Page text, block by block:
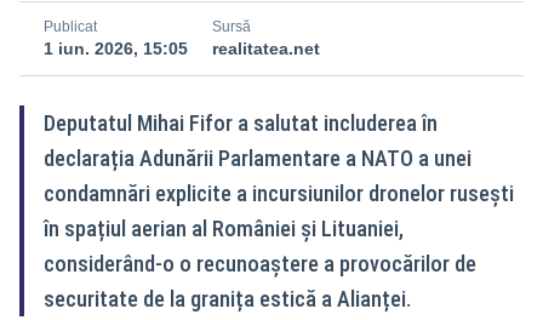
Publicat
1 iun. 2026, 15:05
Sursă
realitatea.net
Deputatul Mihai Fifor a salutat includerea în
declarația Adunării Parlamentare a NATO a unei
condamnări explicite a incursiunilor dronelor rusești
în spațiul aerian al României și Lituaniei,
considerând-o o recunoaștere a provocărilor de
securitate de la granița estică a Alianței.